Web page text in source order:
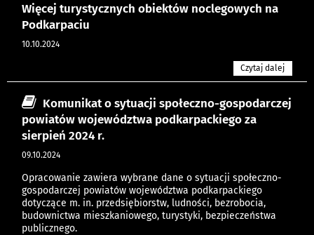
Więcej turystycznych obiektów noclegowych na
Podkarpaciu
10.10.2024
Czytaj dalej
Komunikat o sytuacji społeczno-gospodarczej
powiatów województwa podkarpackiego za
sierpień 2024 r.
09.10.2024
Opracowanie zawiera wybrane dane o sytuacji społeczno-
gospodarczej powiatów województwa podkarpackiego
dotyczące m. in. przedsiębiorstw, ludności, bezrobocia,
budownictwa mieszkaniowego, turystyki, bezpieczeństwa
publicznego.